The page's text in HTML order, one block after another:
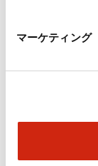
マーケティング
A6シリー
2025/03/